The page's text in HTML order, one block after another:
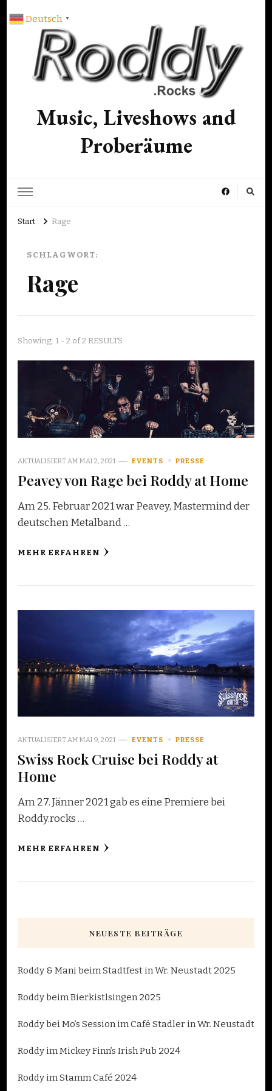
Music, Liveshows and
Proberäume
Start Rage
SCHLAGWORT:
Rage
Showing: 1 - 2 of 2 RESULTS
AKTUALISIERT AM MAI 2, 2021 EVENTS PRESSE
Peavey von Rage bei Roddy at Home
Am 25. Februar 2021 war Peavey, Mastermind der
deutschen Metalband …
MEHR ERFAHREN
AKTUALISIERT AM MAI 9, 2021 EVENTS PRESSE
Swiss Rock Cruise bei Roddy at
Home
Am 27. Jänner 2021 gab es eine Premiere bei
Roddy.rocks …
MEHR ERFAHREN
NEUESTE BEITRÄGE
Roddy & Mani beim Stadtfest in Wr. Neustadt 2025
Roddy beim Bierkistlsingen 2025
Roddy bei Mo’s Session im Café Stadler in Wr. Neustadt
Roddy im Mickey Finn’s Irish Pub 2024
Roddy im Stamm Café 2024
Deutsch ▼